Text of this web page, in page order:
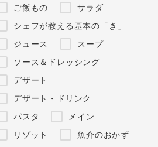
ご飯もの
サラダ
シェフが教える基本の「き」
ジュース
スープ
ソース＆ドレッシング
デザート
デザート・ドリンク
パスタ
メイン
リゾット
魚介のおかず